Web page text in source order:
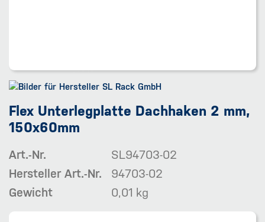
Flex Unterlegplatte Dachhaken 2 mm,
150x60mm
Art.-Nr.
SL94703-02
Hersteller Art.-Nr.
94703-02
Gewicht
0,01 kg